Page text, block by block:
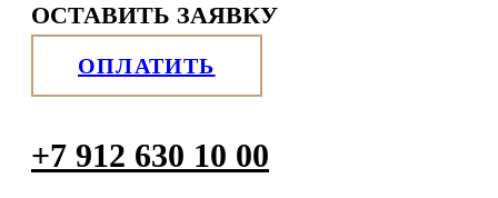
ОСТАВИТЬ ЗАЯВКУ
ОПЛАТИТЬ
+7 912 630 10 00